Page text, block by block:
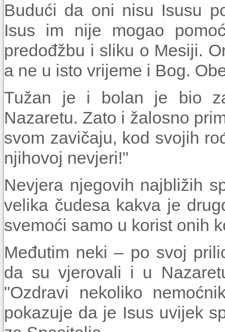
Budući da oni nisu Isusu
Isus im nije mogao
predođžbu i sliku o Mesiji.
a ne u isto vrijeme i Bog.
Tužan je i bolan je bio
Nazaretu. Zato i žalosno
svom zavičaju, kod svojih
njihovoj nevjeri!"
Nevjera njegovih najbližih
velika čudesa kakva je
svemoći samo u korist onih
Međutim neki – po svoj
da su vjerovali i u
"Ozdravi nekoliko
pokazuje da je Isus uvijek